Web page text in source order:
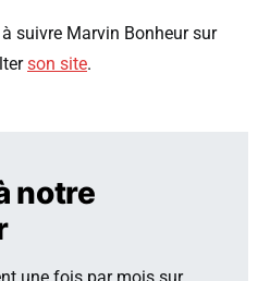
suivre Marvin Bonheur sur
son site.
notre